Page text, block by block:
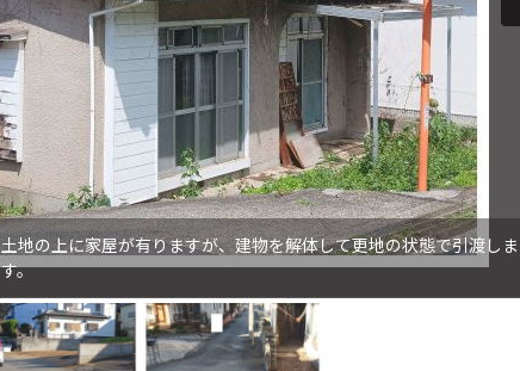
土地の上に家屋が有りますが、建物を解体して更地の状態で引渡しま
す。